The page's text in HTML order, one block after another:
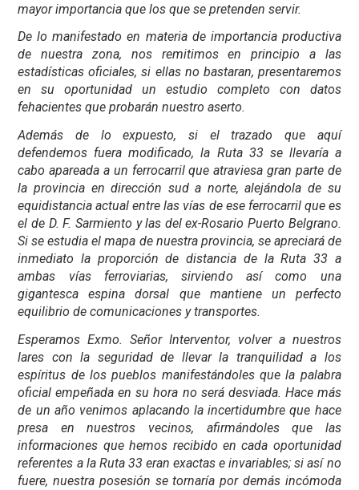
mayor importancia que los que se pretenden servir.
De lo manifestado en materia de importancia productiva
de nuestra zona, nos remitimos en principio a las
estadísticas oficiales, si ellas no bastaran, presentaremos
en su oportunidad un estudio completo con datos
fehacientes que probarán nuestro aserto.
Además de lo expuesto, si el trazado que aquí
defendemos fuera modificado, la Ruta 33 se llevaría a
cabo apareada a un ferrocarril que atraviesa gran parte de
la provincia en dirección sud a norte, alejándola de su
equidistancia actual entre las vías de ese ferrocarril que es
el de D. F. Sarmiento y las del ex-Rosario Puerto Belgrano.
Si se estudia el mapa de nuestra provincia, se apreciará de
inmediato la proporción de distancia de la Ruta 33 a
ambas vías ferroviarias, sirviendo así como una
gigantesca espina dorsal que mantiene un perfecto
equilibrio de comunicaciones y transportes.
Esperamos Exmo. Señor Interventor, volver a nuestros
lares con la seguridad de llevar la tranquilidad a los
espíritus de los pueblos manifestándoles que la palabra
oficial empeñada en su hora no será desviada. Hace más
de un año venimos aplacando la incertidumbre que hace
presa en nuestros vecinos, afirmándoles que las
informaciones que hemos recibido en cada oportunidad
referentes a la Ruta 33 eran exactas e invariables; si así no
fuere, nuestra posesión se tornaría por demás incómoda